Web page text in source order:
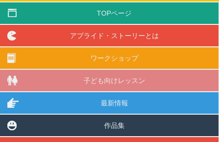
TOPページ
アプライド・ストーリーとは
ワークショップ
子ども向けレッスン
最新情報
作品集